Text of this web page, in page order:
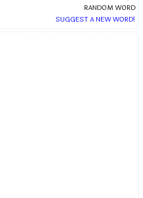
RANDOM WORD
SUGGEST A NEW WORD!